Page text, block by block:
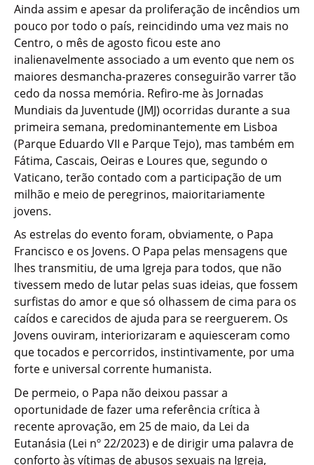
Ainda assim e apesar da proliferação de incêndios um
pouco por todo o país, reincidindo uma vez mais no
Centro, o mês de agosto ficou este ano
inalienavelmente associado a um evento que nem os
maiores desmancha-prazeres conseguirão varrer tão
cedo da nossa memória. Refiro-me às Jornadas
Mundiais da Juventude (JMJ) ocorridas durante a sua
primeira semana, predominantemente em Lisboa
(Parque Eduardo VII e Parque Tejo), mas também em
Fátima, Cascais, Oeiras e Loures que, segundo o
Vaticano, terão contado com a participação de um
milhão e meio de peregrinos, maioritariamente
jovens.
As estrelas do evento foram, obviamente, o Papa
Francisco e os Jovens. O Papa pelas mensagens que
lhes transmitiu, de uma Igreja para todos, que não
tivessem medo de lutar pelas suas ideias, que fossem
surfistas do amor e que só olhassem de cima para os
caídos e carecidos de ajuda para se reerguerem. Os
Jovens ouviram, interiorizaram e aquiesceram como
que tocados e percorridos, instintivamente, por uma
forte e universal corrente humanista.
De permeio, o Papa não deixou passar a
oportunidade de fazer uma referência crítica à
recente aprovação, em 25 de maio, da Lei da
Eutanásia (Lei nº 22/2023) e de dirigir uma palavra de
conforto às vítimas de abusos sexuais na Igreja,